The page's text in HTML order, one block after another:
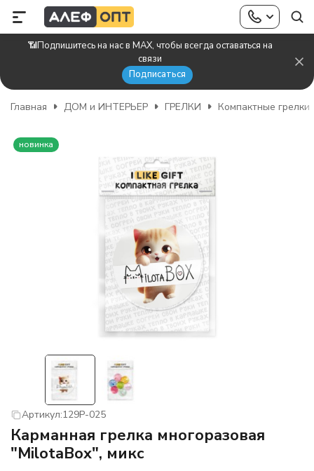
📶Подпишитесь на нас в MAX, чтобы всегда оставаться на
связи
Подписаться
Главная ДОМ и ИНТЕРЬЕР ГРЕЛКИ Компактные грелки
новинка
Артикул:129P-025
Карманная грелка многоразовая
"MilotaBox", микс